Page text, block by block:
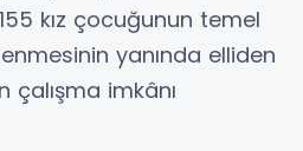
kız çocuğunun temel
yanında elliden
çalışma imkânı